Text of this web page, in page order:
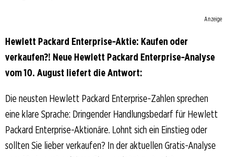
Anzeige
Hewlett Packard Enterprise-Aktie: Kaufen oder
verkaufen?! Neue Hewlett Packard Enterprise-Analyse
vom 10. August liefert die Antwort:
Die neusten Hewlett Packard Enterprise-Zahlen sprechen
eine klare Sprache: Dringender Handlungsbedarf für Hewlett
Packard Enterprise-Aktionäre. Lohnt sich ein Einstieg oder
sollten Sie lieber verkaufen? In der aktuellen Gratis-Analyse